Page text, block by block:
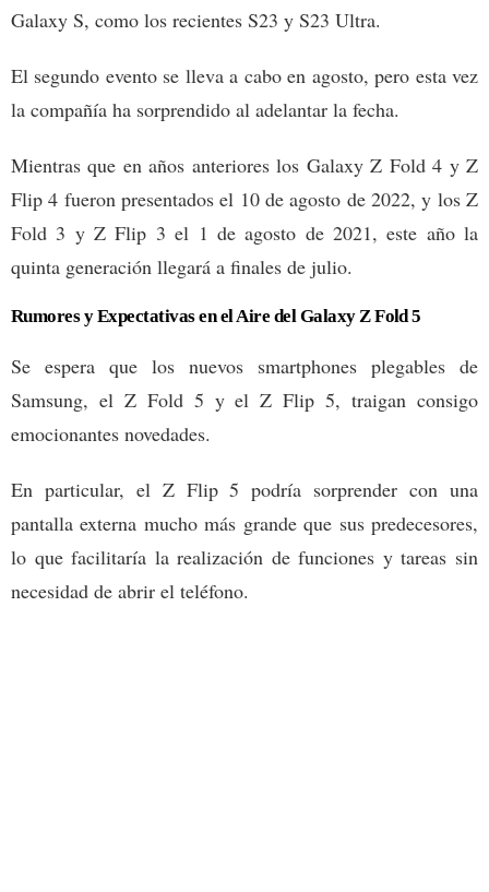
Galaxy S, como los recientes S23 y S23 Ultra.
El segundo evento se lleva a cabo en agosto, pero esta vez
la compañía ha sorprendido al adelantar la fecha.
Mientras que en años anteriores los Galaxy Z Fold 4 y Z
Flip 4 fueron presentados el 10 de agosto de 2022, y los Z
Fold 3 y Z Flip 3 el 1 de agosto de 2021, este año la
quinta generación llegará a finales de julio.
Rumores y Expectativas en el Aire del Galaxy Z Fold 5
Se espera que los nuevos smartphones plegables de
Samsung, el Z Fold 5 y el Z Flip 5, traigan consigo
emocionantes novedades.
En particular, el Z Flip 5 podría sorprender con una
pantalla externa mucho más grande que sus predecesores,
lo que facilitaría la realización de funciones y tareas sin
necesidad de abrir el teléfono.